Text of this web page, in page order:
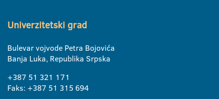
Univerzitetski grad
Bulevar vojvode Petra Bojovića
Banja Luka, Republika Srpska
+387 51 321 171
Faks: +387 51 315 694